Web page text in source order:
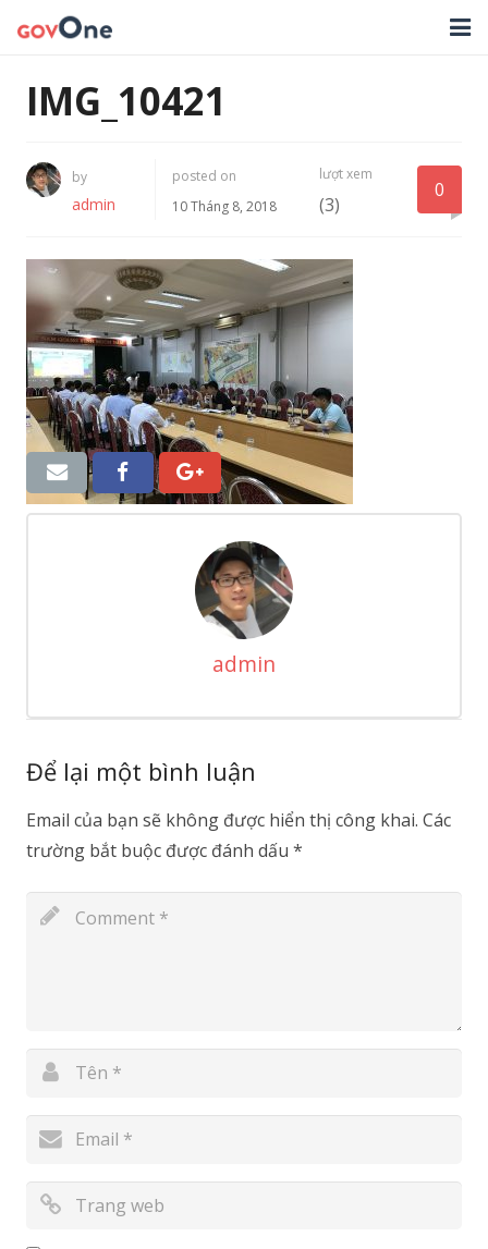
TIN TỨC
TẢI ỨNG DỤNG
LIÊN HỆ
NHẬT KÝ CẬP NHẬT PHẦN MỀM
IMG_10421
by
admin
posted on
10 Tháng 8, 2018
lượt xem
(3)
0
admin
Để lại một bình luận
Email của bạn sẽ không được hiển thị công khai. Các
trường bắt buộc được đánh dấu *